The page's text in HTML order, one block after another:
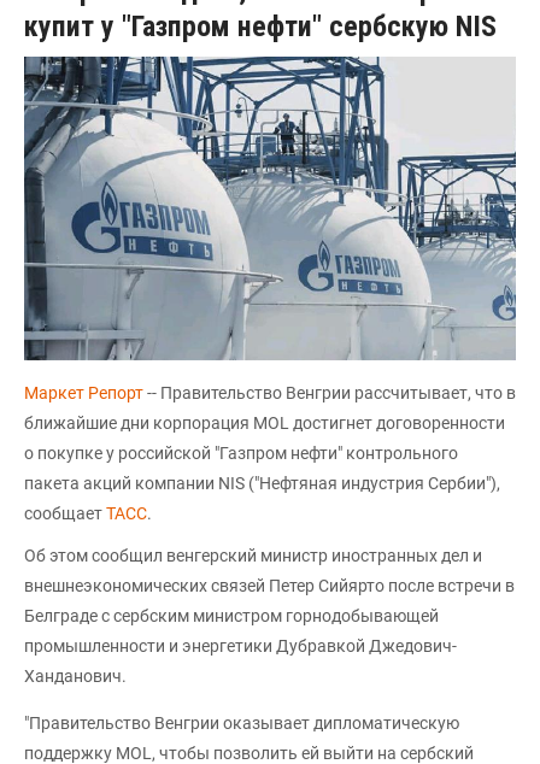
купит у "Газпром нефти" сербскую NIS
Маркет Репорт-- Правительство Венгрии рассчитывает, что в
ближайшие дни корпорация MOL достигнет договоренности
о покупке у российской "Газпром нефти" контрольного
пакета акций компании NIS ("Нефтяная индустрия Сербии"),
сообщаетТАСС.
Об этом сообщил венгерский министр иностранных дел и
внешнеэкономических связей Петер Сийярто после встречи в
Белграде с сербским министром горнодобывающей
промышленности и энергетики Дубравкой Джедович-
Ханданович.
"Правительство Венгрии оказывает дипломатическую
поддержку MOL, чтобы позволить ей выйти на сербский